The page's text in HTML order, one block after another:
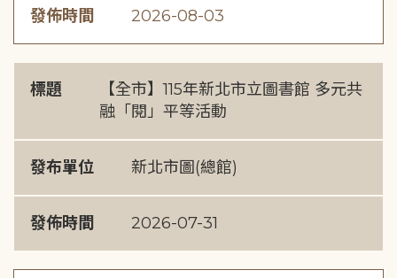
發佈時間 2026-08-03
標題
【全市】115年新北市立圖書館 多元共
融「閱」平等活動
發布單位 新北市圖(總館)
發佈時間 2026-07-31